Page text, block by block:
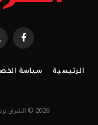
فيسبوك
الرئيسية سياسة
2026 © الشرق برس. جميع حقوق النشر محفوظة.